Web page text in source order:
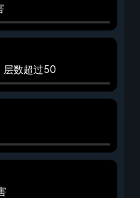
层数超过50